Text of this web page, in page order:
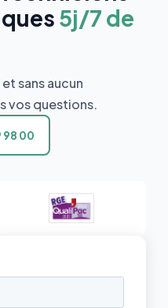
5j/7 de
sans aucun
vos questions.
98 00